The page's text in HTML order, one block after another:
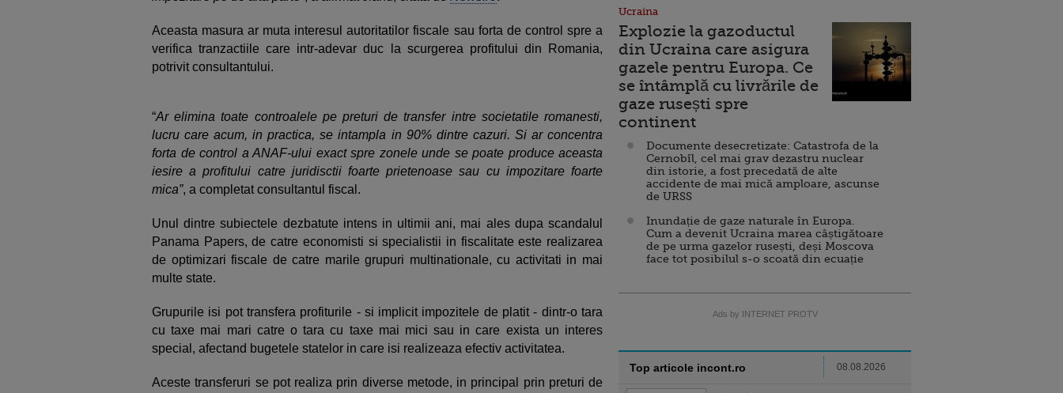
Aceasta masura ar muta interesul autoritatilor fiscale sau forta de control spre a
verifica tranzactiile care intr-adevar duc la scurgerea profitului din Romania,
potrivit consultantului.
“Ar elimina toate controalele pe preturi de transfer intre societatile romanesti,
lucru care acum, in practica, se intampla in 90% dintre cazuri. Si ar concentra
forta de control a ANAF-ului exact spre zonele unde se poate produce aceasta
iesire a profitului catre juridisctii foarte prietenoase sau cu impozitare foarte
mica”, a completat consultantul fiscal.
Unul dintre subiectele dezbatute intens in ultimii ani, mai ales dupa scandalul
Panama Papers, de catre economisti si specialistii in fiscalitate este realizarea
de optimizari fiscale de catre marile grupuri multinationale, cu activitati in mai
multe state.
Grupurile isi pot transfera profiturile - si implicit impozitele de platit - dintr-o tara
cu taxe mai mari catre o tara cu taxe mai mici sau in care exista un interes
special, afectand bugetele statelor in care isi realizeaza efectiv activitatea.
Aceste transferuri se pot realiza prin diverse metode, in principal prin preturi de
Ucraina
Explozie la gazoductul
din Ucraina care asigura
gazele pentru Europa. Ce
se întâmplă cu livrările de
gaze rusești spre
continent
Documente desecretizate: Catastrofa de la
Cernobîl, cel mai grav dezastru nuclear
din istorie, a fost precedată de alte
accidente de mai mică amploare, ascunse
de URSS
Inundație de gaze naturale în Europa.
Cum a devenit Ucraina marea câștigătoare
de pe urma gazelor rusești, deși Moscova
face tot posibilul s-o scoată din ecuație
Ads by INTERNET PROTV
Top articole incont.ro 08.08.2026